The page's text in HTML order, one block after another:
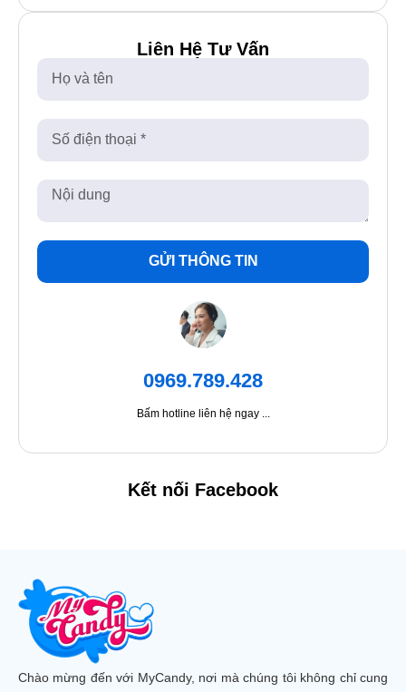
Liên Hệ Tư Vấn
GỬI THÔNG TIN
0969.789.428
Bấm hotline liên hệ ngay ...
Kết nối Facebook
Chào mừng đến với MyCandy, nơi mà chúng tôi không chỉ cung